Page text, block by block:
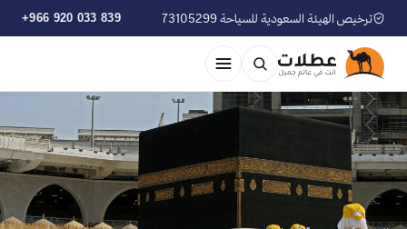
ترخيص الهيئة السعودية للسياحة 73105299 +966 920 033 839